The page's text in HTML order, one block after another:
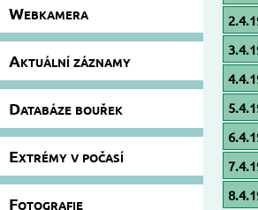
Webkamera
Aktuální záznamy
Databáze bouřek
Extrémy v počasí
Fotografie